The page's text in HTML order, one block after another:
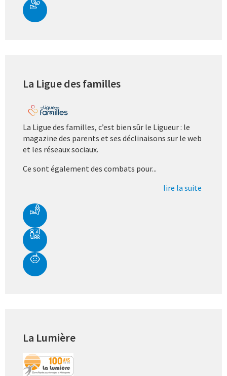
La Ligue des familles
La Ligue des familles, c’est bien sûr le Ligueur : le
magazine des parents et ses déclinaisons sur le web
et les réseaux sociaux.
Ce sont également des combats pour...
lire la suite
La Lumière